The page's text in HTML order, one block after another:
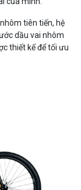
tiên tiến, hệ
dầu vai nhôm
thiết kế để tối ưu